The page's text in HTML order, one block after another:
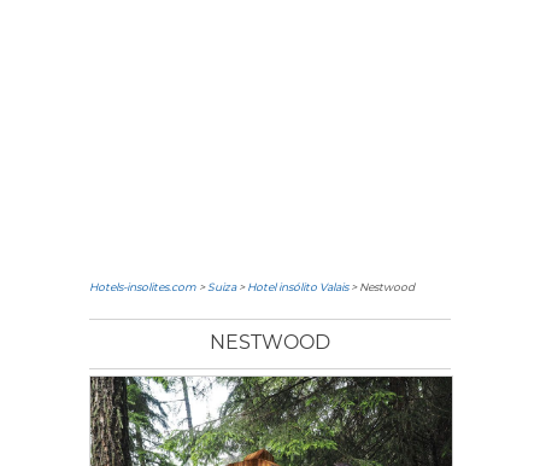
Hotels-insolites.com >Suiza>Hotel insólito Valais> Nestwood
NESTWOOD